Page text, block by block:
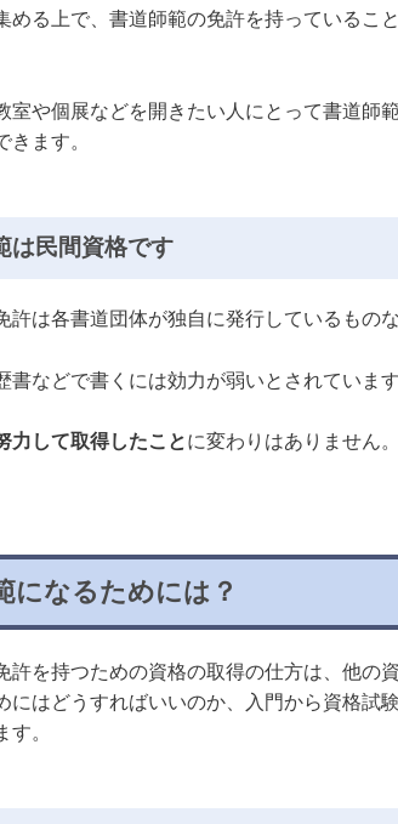
める上で、書道師範の免許を持っているこ
室や個展などを開きたい人にとって書道師
きます。
は民間資格です
許は各書道団体が独自に発行しているもの
書などで書くには効力が弱いとされています
力して取得したことに変わりはありません
になるためには？
許を持つための資格の取得の仕方は、他の
にはどうすればいいのか、入門から資格試
す。